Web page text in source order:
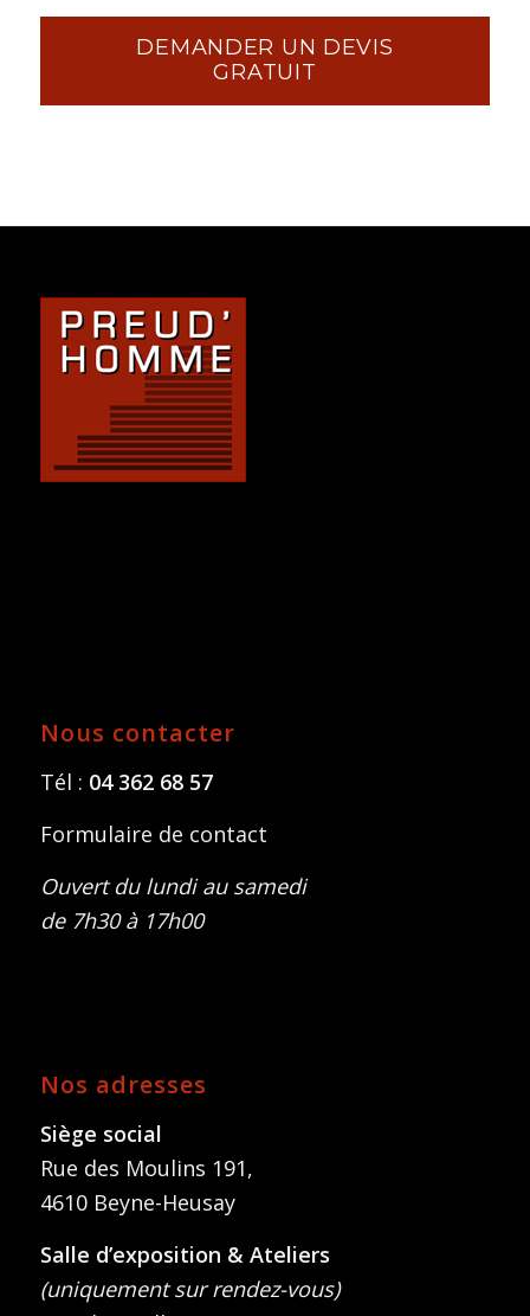
DEMANDER UN DEVIS
GRATUIT
Nous contacter
Tél : 04 362 68 57
Formulaire de contact
Ouvert du lundi au samedi
de 7h30 à 17h00
Nos adresses
Siège social
Rue des Moulins 191,
4610 Beyne-Heusay
Salle d’exposition & Ateliers
(uniquement sur rendez-vous)